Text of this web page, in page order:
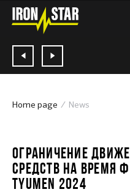
Home page News
ОГРАНИЧЕНИЕ
СРЕДСТВ НА ВРЕМЯ
TYUMEN 2024